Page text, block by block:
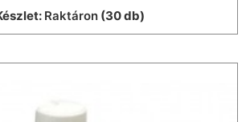
Raktáron (30 db)